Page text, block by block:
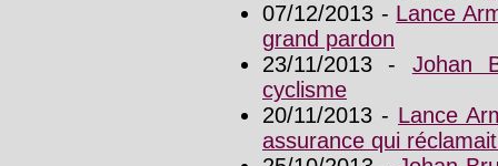
07/12/2013 - Lance
grand pardon
23/11/2013 - Johan
cyclisme
20/11/2013 - Lance
assurance qui